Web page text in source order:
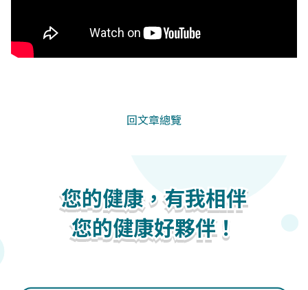
回文章總覽
您的健康，有我相伴
您的健康好夥伴！
您的健康，有我相伴
您的健康好夥伴！
您的健康，有我相伴
您的健康好夥伴！